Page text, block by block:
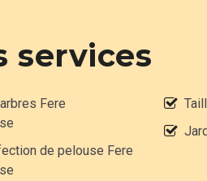
services
Fere
de pelouse Fere